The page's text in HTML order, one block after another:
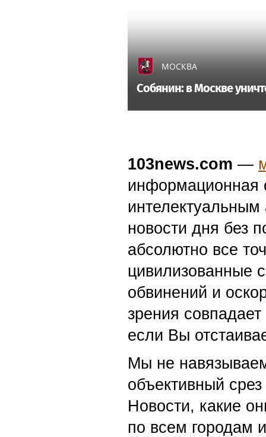
МОСКВА
Собянин: в Москве
103news.com —
информационная
новости дня без
абсолютно все
цивилизованные
обвинений и
зрения
если Вы
Мы не
объективный
Новости, какие
по всем городам